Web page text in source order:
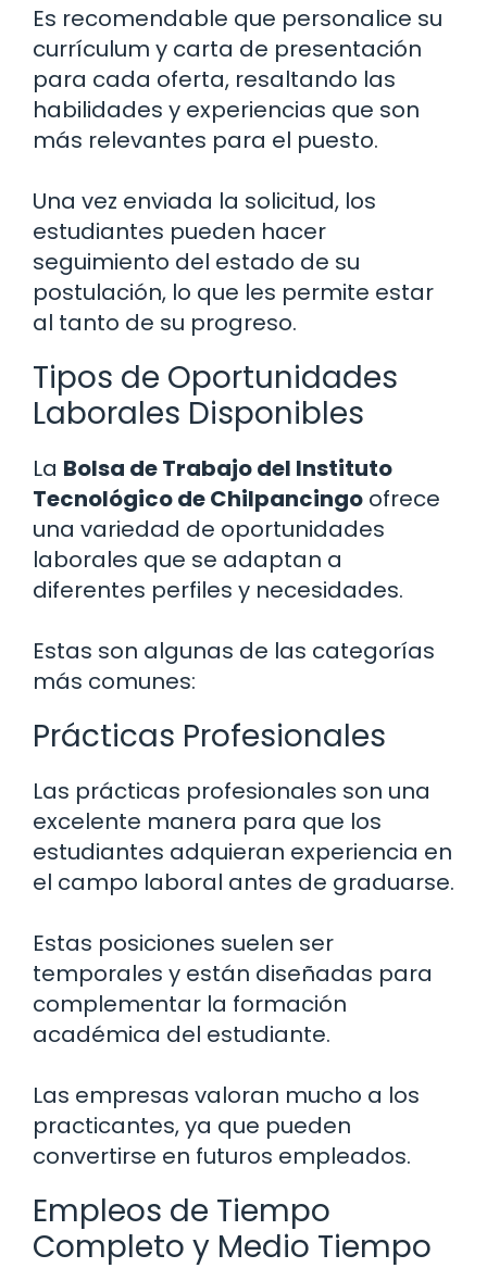
Es recomendable que personalice su
currículum y carta de presentación
para cada oferta, resaltando las
habilidades y experiencias que son
más relevantes para el puesto.
Una vez enviada la solicitud, los
estudiantes pueden hacer
seguimiento del estado de su
postulación, lo que les permite estar
al tanto de su progreso.
Tipos de Oportunidades
Laborales Disponibles
La Bolsa de Trabajo del Instituto
Tecnológico de Chilpancingo ofrece
una variedad de oportunidades
laborales que se adaptan a
diferentes perfiles y necesidades.
Estas son algunas de las categorías
más comunes:
Prácticas Profesionales
Las prácticas profesionales son una
excelente manera para que los
estudiantes adquieran experiencia en
el campo laboral antes de graduarse.
Estas posiciones suelen ser
temporales y están diseñadas para
complementar la formación
académica del estudiante.
Las empresas valoran mucho a los
practicantes, ya que pueden
convertirse en futuros empleados.
Empleos de Tiempo
Completo y Medio Tiempo